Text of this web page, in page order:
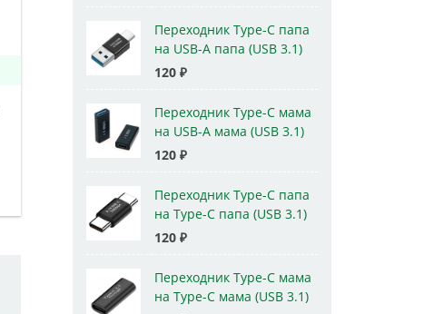
Переходник Type-C папа
на USB-A папа (USB 3.1)
120 ₽
Переходник Type-C мама
на USB-A мама (USB 3.1)
120 ₽
Переходник Type-C папа
на Type-C папа (USB 3.1)
120 ₽
Переходник Type-C мама
на Type-C мама (USB 3.1)